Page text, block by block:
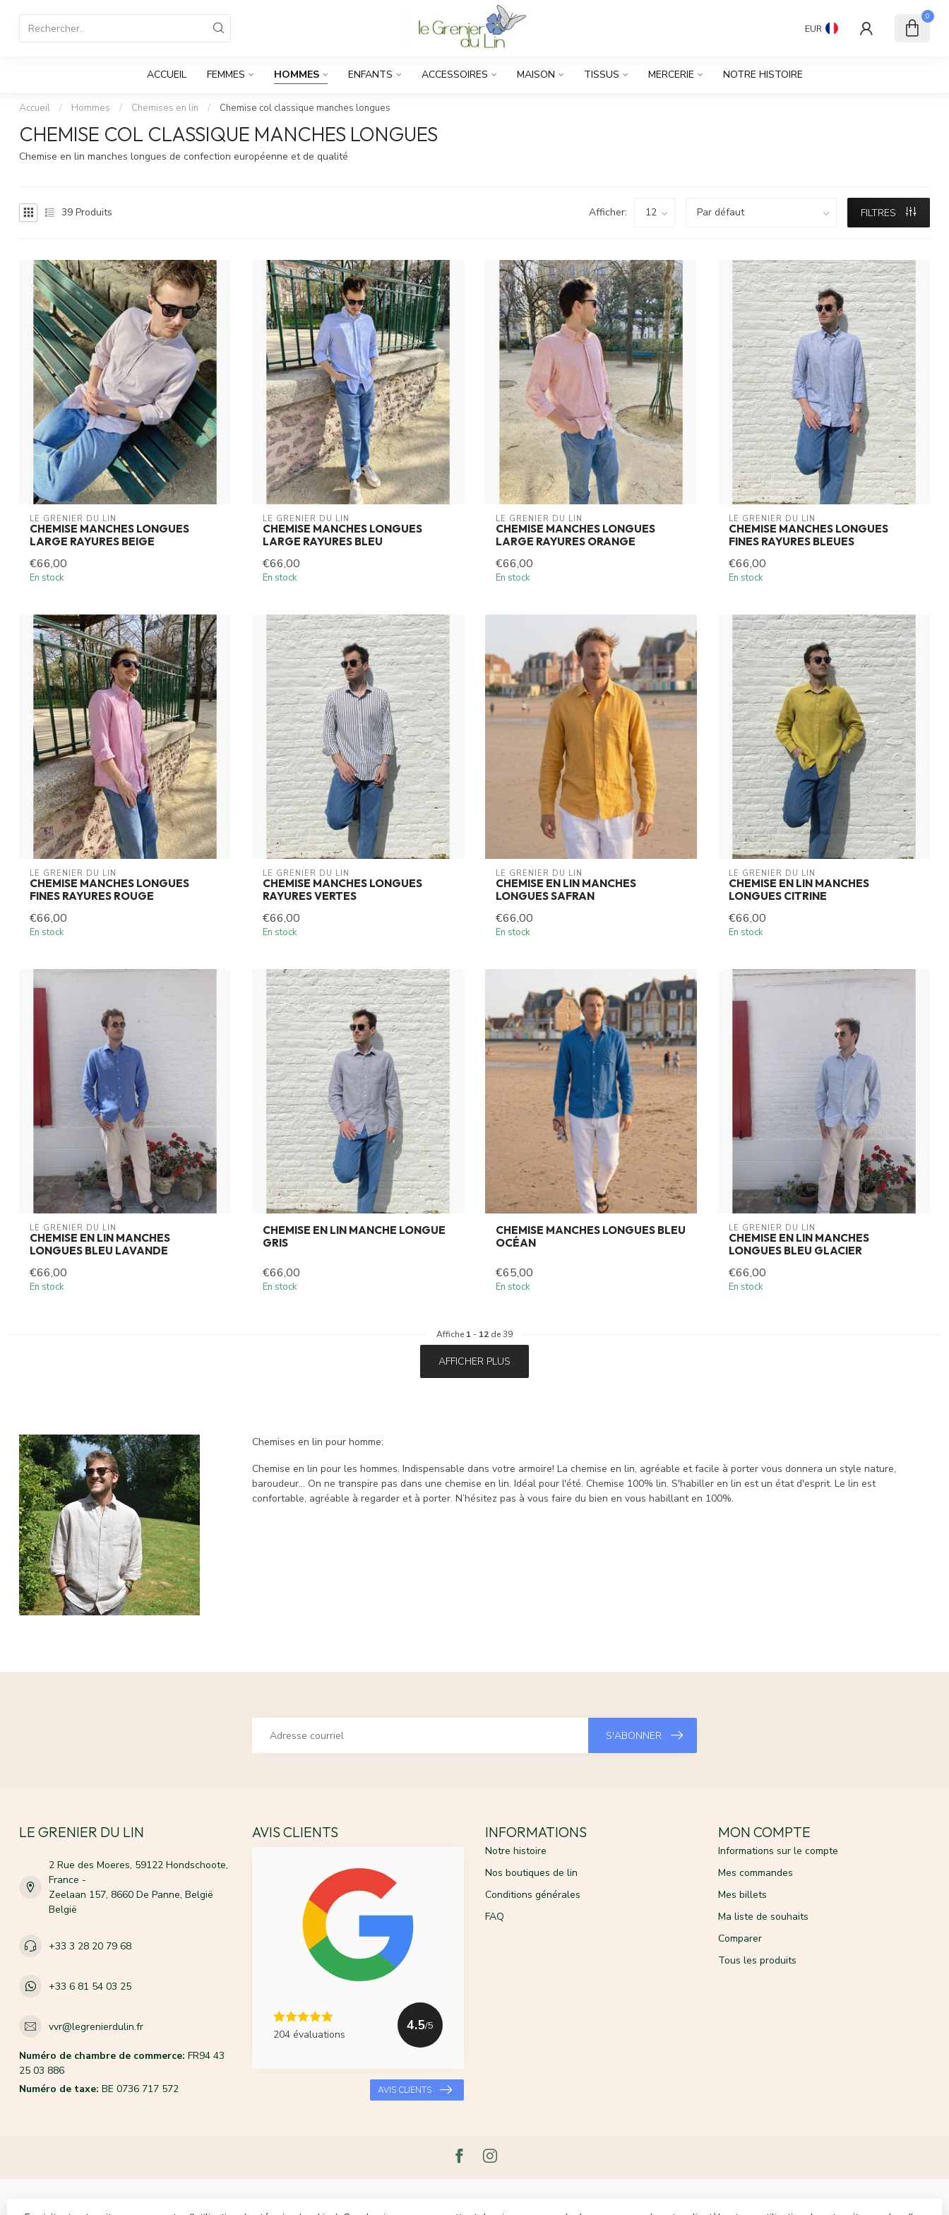
EUR
0
ACCUEIL FEMMES HOMMES ENFANTS ACCESSOIRES MAISON TISSUS MERCERIE NOTRE HISTOIRE
Accueil / Hommes / Chemises en lin / Chemise col classique manches longues
CHEMISE COL CLASSIQUE MANCHES LONGUES
Chemise en lin manches longues de confection européenne et de qualité
39 Produits Afficher: FILTRES
LE GRENIER DU LIN
CHEMISE MANCHES LONGUES
LARGE RAYURES BEIGE
€66,00
En stock
LE GRENIER DU LIN
CHEMISE MANCHES LONGUES
LARGE RAYURES BLEU
€66,00
En stock
LE GRENIER DU LIN
CHEMISE MANCHES LONGUES
LARGE RAYURES ORANGE
€66,00
En stock
LE GRENIER DU LIN
CHEMISE MANCHES LONGUES
FINES RAYURES BLEUES
€66,00
En stock
LE GRENIER DU LIN
CHEMISE MANCHES LONGUES
FINES RAYURES ROUGE
€66,00
En stock
LE GRENIER DU LIN
CHEMISE MANCHES LONGUES
RAYURES VERTES
€66,00
En stock
LE GRENIER DU LIN
CHEMISE EN LIN MANCHES
LONGUES SAFRAN
€66,00
En stock
LE GRENIER DU LIN
CHEMISE EN LIN MANCHES
LONGUES CITRINE
€66,00
En stock
LE GRENIER DU LIN
CHEMISE EN LIN MANCHES
LONGUES BLEU LAVANDE
€66,00
En stock
CHEMISE EN LIN MANCHE LONGUE
GRIS
€66,00
En stock
CHEMISE MANCHES LONGUES BLEU
OCÉAN
€65,00
En stock
LE GRENIER DU LIN
CHEMISE EN LIN MANCHES
LONGUES BLEU GLACIER
€66,00
En stock
Affiche 1 - 12 de 39
AFFICHER PLUS
Chemises en lin pour homme:
Chemise en lin pour les hommes. Indispensable dans votre armoire! La chemise en lin, agréable et facile à porter vous donnera un style nature,
baroudeur… On ne transpire pas dans une chemise en lin. Idéal pour l'été. Chemise 100% lin. S'habiller en lin est un état d'esprit. Le lin est
confortable, agréable à regarder et à porter. N’hésitez pas à vous faire du bien en vous habillant en 100%.
S'ABONNER
LE GRENIER DU LIN
2 Rue des Moeres, 59122 Hondschoote,
France -
Zeelaan 157, 8660 De Panne, België
België
+33 3 28 20 79 68
+33 6 81 54 03 25
vvr@legrenierdulin.fr
Numéro de chambre de commerce: FR94 43
25 03 886
Numéro de taxe: BE 0736 717 572
AVIS CLIENTS
204 évaluations
4.5/5
AVIS CLIENTS
INFORMATIONS
Notre histoire
Nos boutiques de lin
Conditions générales
FAQ
MON COMPTE
Informations sur le compte
Mes commandes
Mes billets
Ma liste de souhaits
Comparer
Tous les produits